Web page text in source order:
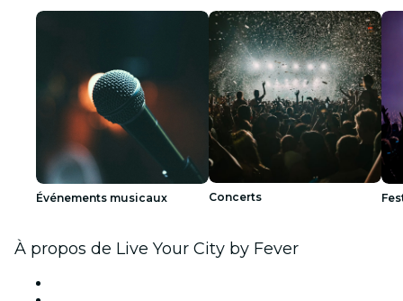
Événements musicaux Concerts
À propos de Live Your City by Fever